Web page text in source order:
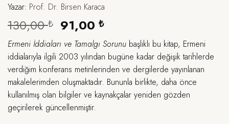
Yazar: Prof. Dr. Birsen Karaca
130,00₺ Orijinal
fiyat:
130,00 ₺.
91,00₺Şu
andaki
fiyat:
91,00 ₺.
Ermeni İddiaları ve Tamalgı Sorunu başlıklı bu kitap, Ermeni
iddialarıyla ilgili 2003 yılından bugüne kadar değişik tarihlerde
verdiğim konferans metinlerinden ve dergilerde yayınlanan
makalelerimden oluşmaktadır. Bununla birlikte, daha önce
kullanılmış olan bilgiler ve kaynakçalar yeniden gözden
geçirilerek güncellenmiştir.